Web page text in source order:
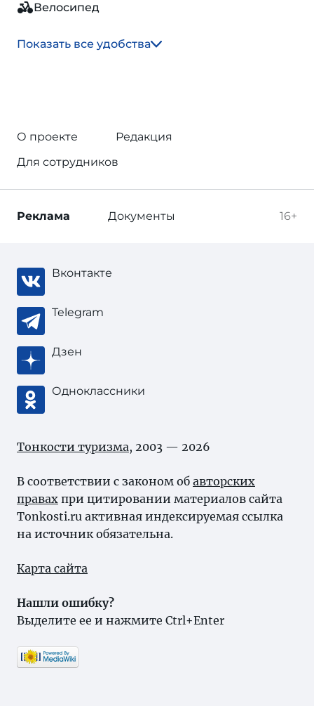
Велосипед
Показать все удобства
О проекте
Редакция
Для сотрудников
16+
Реклама Документы
Вконтакте
Telegram
Дзен
Одноклассники
Тонкости туризма, 2003 — 2026
В соответствии с законом об авторских
правах при цитировании материалов сайта
Tonkosti.ru активная индексируемая ссылка
на источник обязательна.
Карта сайта
Нашли ошибку?
Выделите ее и нажмите Ctrl+Enter